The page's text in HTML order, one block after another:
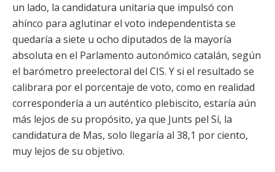
un lado, la candidatura unitaria que impulsó con
ahínco para aglutinar el voto independentista se
quedaría a siete u ocho diputados de la mayoría
absoluta en el Parlamento autonómico catalán, según
el barómetro preelectoral del CIS. Y si el resultado se
calibrara por el porcentaje de voto, como en realidad
correspondería a un auténtico plebiscito, estaría aún
más lejos de su propósito, ya que Junts pel Sí, la
candidatura de Mas, solo llegaría al 38,1 por ciento,
muy lejos de su objetivo.